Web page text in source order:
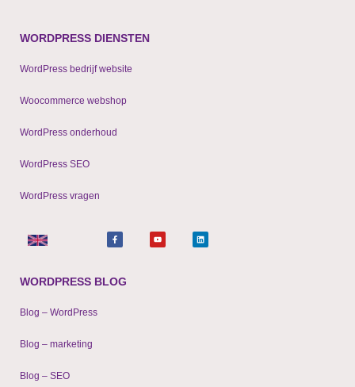
WORDPRESS DIENSTEN
WordPress bedrijf website
Woocommerce webshop
WordPress onderhoud
WordPress SEO
WordPress vragen
F
a
c
o
k
Y
o
u
L
i
n
WORDPRESS BLOG
Blog – WordPress
Blog – marketing
Blog – SEO